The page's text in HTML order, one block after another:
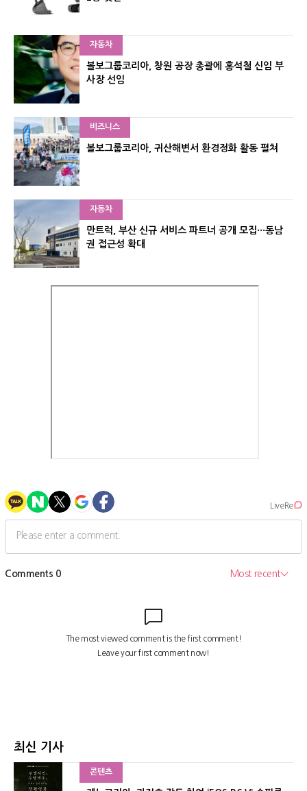
자동차
볼보그룹코리아, 창원 공장 총괄에 홍석철 신임 부
사장 선임
비즈니스
볼보그룹코리아, 귀산해변서 환경정화 활동 펼쳐
자동차
만트럭, 부산 신규 서비스 파트너 공개 모집···동남
권 접근성 확대
최신 기사
콘텐츠